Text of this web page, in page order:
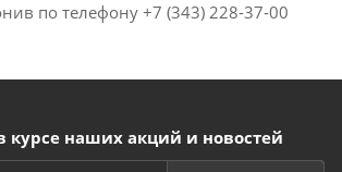
по телефону +7 (343) 228-37-00
курсе наших акций и новостей